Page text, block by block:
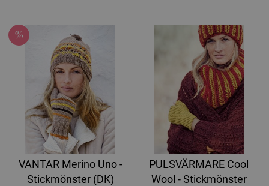
VANTAR Merino Uno -
Stickmönster (DK)
PULSVÄRMARE Cool
Wool - Stickmönster